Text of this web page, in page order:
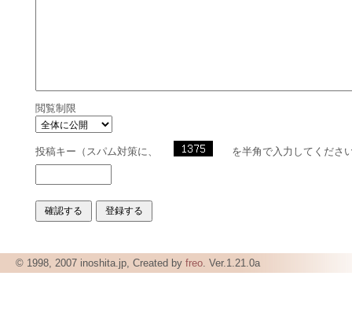
閲覧制限
投稿キー（スパム対策に、 を半角で入力してくださ
© 1998, 2007 inoshita.jp, Created by freo. Ver.1.21.0a